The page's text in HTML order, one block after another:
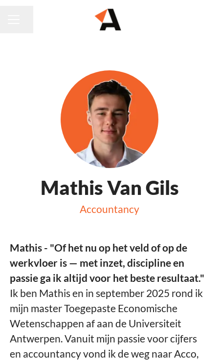
Mathis Van Gils
Accountancy
Mathis - "Of het nu op het veld of op de
werkvloer is — met inzet, discipline en
passie ga ik altijd voor het beste resultaat."
Ik ben Mathis en in september 2025 rond ik
mijn master Toegepaste Economische
Wetenschappen af aan de Universiteit
Antwerpen. Vanuit mijn passie voor cijfers
en accountancy vond ik de weg naar Acco,